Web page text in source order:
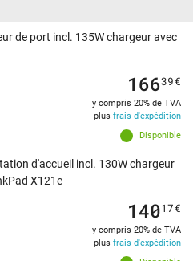
de port incl. 135W chargeur avec
Disponible
16639€
y compris 20% de TVA
plus frais d'expédition
d'accueil incl. 130W chargeur
X121e
14017€
y compris 20% de TVA
plus frais d'expédition